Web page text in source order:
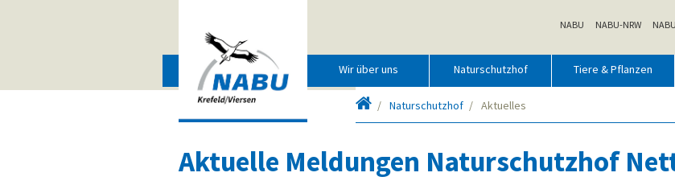
NABU NABU-NRW
Wir über uns Naturschutzhof Tiere & Pflanzen
Startseite
Naturschutzhof Aktuelles
Aktuelle Meldungen Naturschutzhof